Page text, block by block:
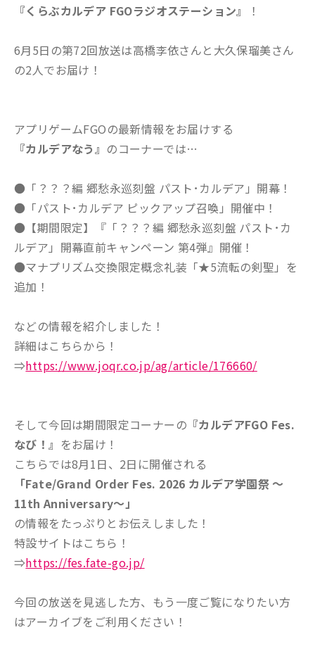
『くらぶカルデア FGOラジオステーション』
！
6月5日の第72回放送は高橋李依さんと大久保瑠美さん
の2人でお届け！
アプリゲームFGOの最新情報をお届けする
『カルデアなう』 のコーナーでは…
●「？？？編 郷愁永巡刻盤 パスト･カルデア」開幕！
●「パスト･カルデア ピックアップ召喚」開催中！
●【期間限定】『「？？？編 郷愁永巡刻盤 パスト･カ
ルデア」開幕直前キャンペーン 第4弾』開催！
●マナプリズム交換限定概念礼装「★5流転の剣聖」を
追加！
などの情報を紹介しました！
詳細はこちらから！
⇒https://www.joqr.co.jp/ag/article/176660/
そして今回は期間限定コーナーの 『カルデアFGO Fes.
なび！』 をお届け！
こちらでは8月1日、2日に開催される
「Fate/Grand Order Fes. 2026 カルデア学園祭 ～
11th Anniversary～」
の情報をたっぷりとお伝えしました！
特設サイトはこちら！
⇒https://fes.fate-go.jp/
今回の放送を見逃した方、もう一度ご覧になりたい方
はアーカイブをご利用ください！